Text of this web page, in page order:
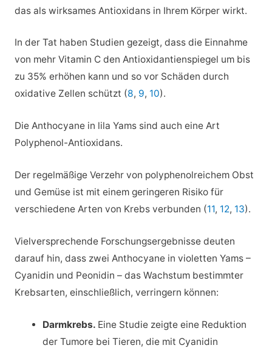
das als wirksames Antioxidans in Ihrem Körper wirkt.
In der Tat haben Studien gezeigt, dass die Einnahme
von mehr Vitamin C den Antioxidantienspiegel um bis
zu 35% erhöhen kann und so vor Schäden durch
oxidative Zellen schützt (8, 9, 10).
Die Anthocyane in lila Yams sind auch eine Art
Polyphenol-Antioxidans.
Der regelmäßige Verzehr von polyphenolreichem Obst
und Gemüse ist mit einem geringeren Risiko für
verschiedene Arten von Krebs verbunden (11, 12, 13).
Vielversprechende Forschungsergebnisse deuten
darauf hin, dass zwei Anthocyane in violetten Yams –
Cyanidin und Peonidin – das Wachstum bestimmter
Krebsarten, einschließlich, verringern können:
Darmkrebs. Eine Studie zeigte eine Reduktion
der Tumore bei Tieren, die mit Cyanidin